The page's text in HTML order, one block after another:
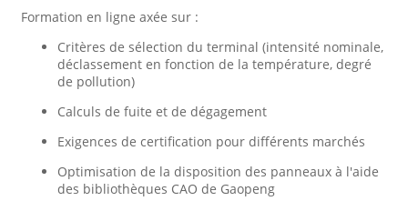
Formation en ligne axée sur :
Critères de sélection du terminal (intensité nominale,
déclassement en fonction de la température, degré
de pollution)
Calculs de fuite et de dégagement
Exigences de certification pour différents marchés
Optimisation de la disposition des panneaux à l'aide
des bibliothèques CAO de Gaopeng